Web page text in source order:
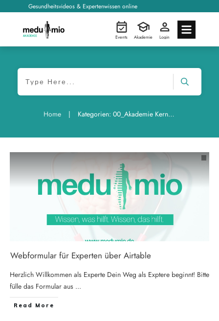
Gesundheitsvideos & Expertenwissen online
Events Akademie Login
Home | Kategorien: 00_Akademie Kernseiten
Webformular für Experten über Airtable
Herzlich Willkommen als Experte Dein Weg als Exptere beginnt! Bitte
fülle das Formular aus ...
Read More